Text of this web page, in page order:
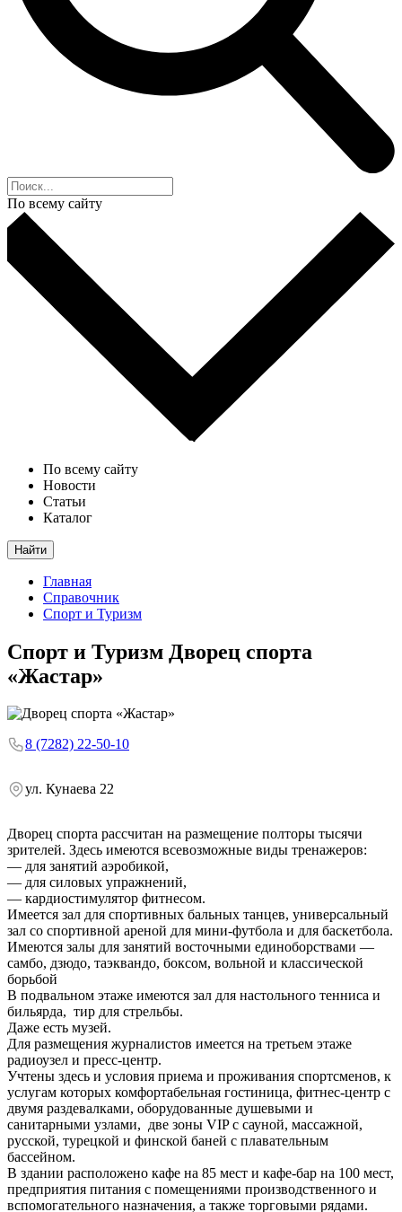
По всему сайту
По всему сайту
Новости
Статьи
Каталог
Найти
Главная
Справочник
Спорт и Туризм
Спорт и Туризм Дворец спорта
«Жастар»
8 (7282) 22-50-10
ул. Кунаева 22
Дворец спорта рассчитан на размещение полторы тысячи
зрителей. Здесь имеются всевозможные виды тренажеров:
— для занятий аэробикой,
— для силовых упражнений,
— кардиостимулятор фитнесом.
Имеется зал для спортивных бальных танцев, универсальный
зал со спортивной ареной для мини-футбола и для баскетбола.
Имеются залы для занятий восточными единоборствами —
самбо, дзюдо, таэквандо, боксом, вольной и классической
борьбой
В подвальном этаже имеются зал для настольного тенниса и
бильярда, тир для стрельбы.
Даже есть музей.
Для размещения журналистов имеется на третьем этаже
радиоузел и пресс-центр.
Учтены здесь и условия приема и проживания спортсменов, к
услугам которых комфортабельная гостиница, фитнес-центр с
двумя раздевалками, оборудованные душевыми и
санитарными узлами, две зоны VIP с сауной, массажной,
русской, турецкой и финской баней с плавательным
бассейном.
В здании расположено кафе на 85 мест и кафе-бар на 100 мест,
предприятия питания с помещениями производственного и
вспомогательного назначения, а также торговыми рядами.